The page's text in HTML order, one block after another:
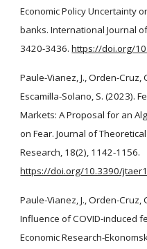
Economic Policy Uncertainty
banks. International Journal
3420-3436.https://doi.org/
Paule-Vianez, J., Orden-Cruz,
Escamilla-Solano, S. (2023).
Markets: A Proposal for an
on Fear. Journal of
Research, 18(2), 1142-1156.
https://doi.org/10.3390/
Paule-Vianez, J., Orden-Cruz,
Influence of COVID-induced
Economic Research-